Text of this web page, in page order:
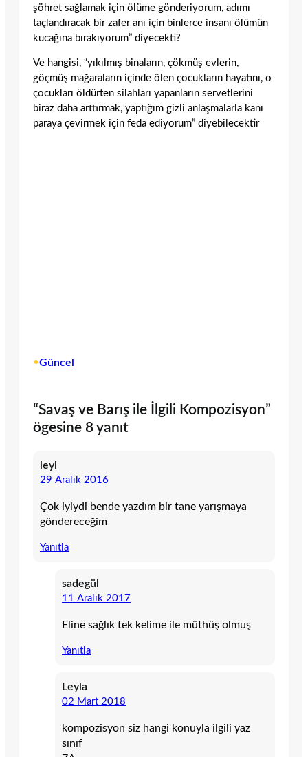
şöhret sağlamak için ölüme gönderiyorum, adımı
taçlandıracak bir zafer anı için binlerce insanı ölümün
kucağına bırakıyorum” diyecekti?
Ve hangisi, “yıkılmış binaların, çökmüş evlerin,
göçmüş mağaraların içinde ölen çocukların hayatını, o
çocukları öldürten silahları yapanların servetlerini
biraz daha arttırmak, yaptığım gizli anlaşmalarla kanı
paraya çevirmek için feda ediyorum” diyebilecektir
•Güncel
“Savaş ve Barış ile İlgili Kompozisyon”
ögesine 8 yanıt
leyl
29 Aralık 2016
Çok iyiydi bende yazdım bir tane yarışmaya
göndereceğim
Yanıtla
sadegül
11 Aralık 2017
Eline sağlık tek kelime ile müthüş olmuş
Yanıtla
Leyla
02 Mart 2018
kompozisyon siz hangi konuyla ilgili yaz
sınıf